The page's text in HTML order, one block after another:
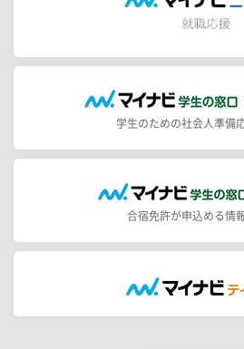
学生のための社会人準備
合宿免許が申込める情